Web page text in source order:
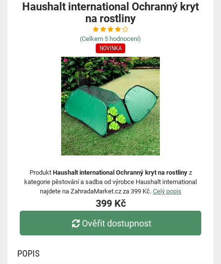
Haushalt international Ochranný kryt
na rostliny
(Celkem 5 hodnocení)
NOVINKA
Produkt Haushalt international Ochranný kryt na rostlinyz
kategorie pěstování a sadba od výrobce Haushalt international
najdete na ZahradaMarket.cz za 399 Kč. Celý popis
399 Kč
Ověřit dostupnost
POPIS